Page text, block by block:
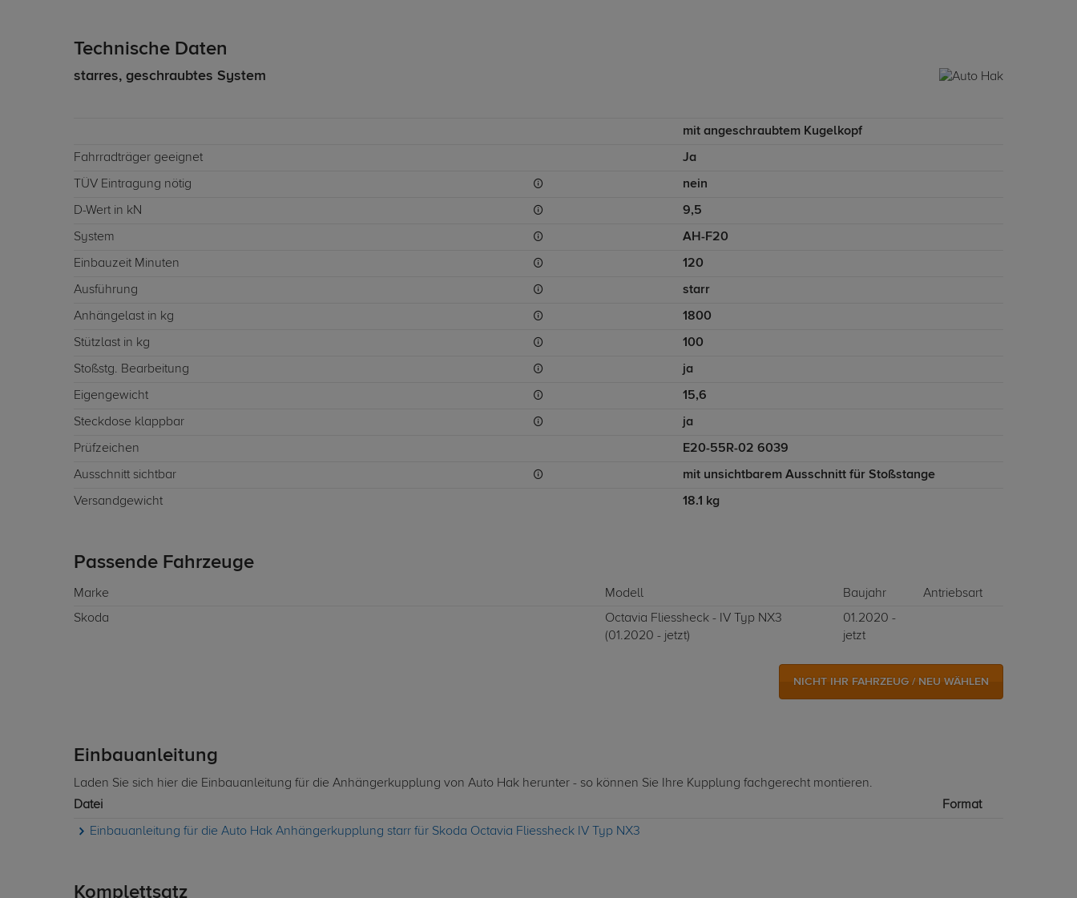
Technische Daten
starres, geschraubtes System
mit angeschraubtem Kugelkopf
Fahrradträger geeignet Ja
TÜV Eintragung nötig nein
D-Wert in kN 9,5
System AH-F20
Einbauzeit Minuten 120
Ausführung starr
Anhängelast in kg 1800
Stützlast in kg 100
Stoßstg. Bearbeitung ja
Eigengewicht 15,6
Steckdose klappbar ja
Prüfzeichen E20-55R-02 6039
Ausschnitt sichtbar mit unsichtbarem Ausschnitt für Stoßstange
Versandgewicht 18.1 kg
Passende Fahrzeuge
Marke Modell Baujahr
Antriebsart
Skoda
Octavia Fliessheck - IV Typ NX3
(01.2020 - jetzt)
01.2020 -
jetzt
NICHT IHR FAHRZEUG / NEU WÄHLEN
Einbauanleitung
Laden Sie sich hier die Einbauanleitung für die Anhängerkupplung von Auto Hak herunter - so können Sie Ihre Kupplung fachgerecht montieren.
Datei
Format
Einbauanleitung für die Auto Hak Anhängerkupplung starr für Skoda Octavia Fliessheck IV Typ NX3
Komplettsatz